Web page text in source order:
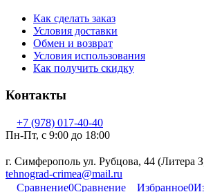
Как сделать заказ
Условия доставки
Обмен и возврат
Условия использования
Как получить скидку
Контакты
+7 (978) 017-40-40
Пн-Пт, c 9:00 до 18:00
г. Симферополь ул. Рубцова, 44 (Литера
tehnograd-crimea@mail.ru
Сравнение0Сравнение Избранное0